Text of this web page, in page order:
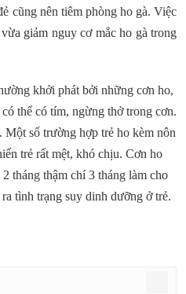
cũng nên tiêm phòng ho gà. Việc
giảm nguy cơ mắc ho gà trong
khởi phát bởi những cơn ho,
thể có tím, ngừng thở trong cơn.
Một số trường hợp trẻ ho kèm nôn
trẻ rất mệt, khó chịu. Cơn ho
tháng thậm chí 3 tháng làm cho
tình trạng suy dinh dưỡng ở trẻ.